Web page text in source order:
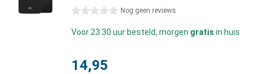
0 sterren Nog geen reviews
Voor 23:30 uur besteld, morgen gratis in huis
14,95